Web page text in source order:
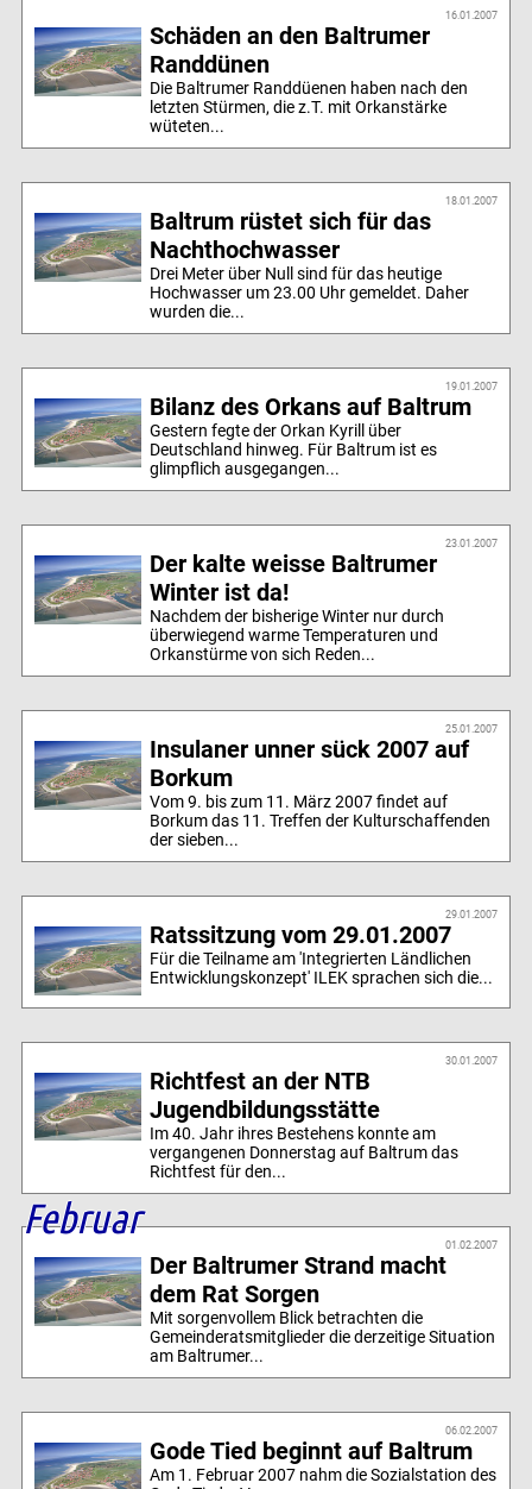
16.01.2007
Schäden an den Baltrumer
Randdünen
Die Baltrumer Randdüenen haben nach den
letzten Stürmen, die z.T. mit Orkanstärke
wüteten...
18.01.2007
Baltrum rüstet sich für das
Nachthochwasser
Drei Meter über Null sind für das heutige
Hochwasser um 23.00 Uhr gemeldet. Daher
wurden die...
19.01.2007
Bilanz des Orkans auf Baltrum
Gestern fegte der Orkan Kyrill über
Deutschland hinweg. Für Baltrum ist es
glimpflich ausgegangen...
23.01.2007
Der kalte weisse Baltrumer
Winter ist da!
Nachdem der bisherige Winter nur durch
überwiegend warme Temperaturen und
Orkanstürme von sich Reden...
25.01.2007
Insulaner unner sück 2007 auf
Borkum
Vom 9. bis zum 11. März 2007 findet auf
Borkum das 11. Treffen der Kulturschaffenden
der sieben...
29.01.2007
Ratssitzung vom 29.01.2007
Für die Teilname am 'Integrierten Ländlichen
Entwicklungskonzept' ILEK sprachen sich die...
30.01.2007
Richtfest an der NTB
Jugendbildungsstätte
Im 40. Jahr ihres Bestehens konnte am
vergangenen Donnerstag auf Baltrum das
Richtfest für den...
Februar
01.02.2007
Der Baltrumer Strand macht
dem Rat Sorgen
Mit sorgenvollem Blick betrachten die
Gemeinderatsmitglieder die derzeitige Situation
am Baltrumer...
06.02.2007
Gode Tied beginnt auf Baltrum
Am 1. Februar 2007 nahm die Sozialstation des